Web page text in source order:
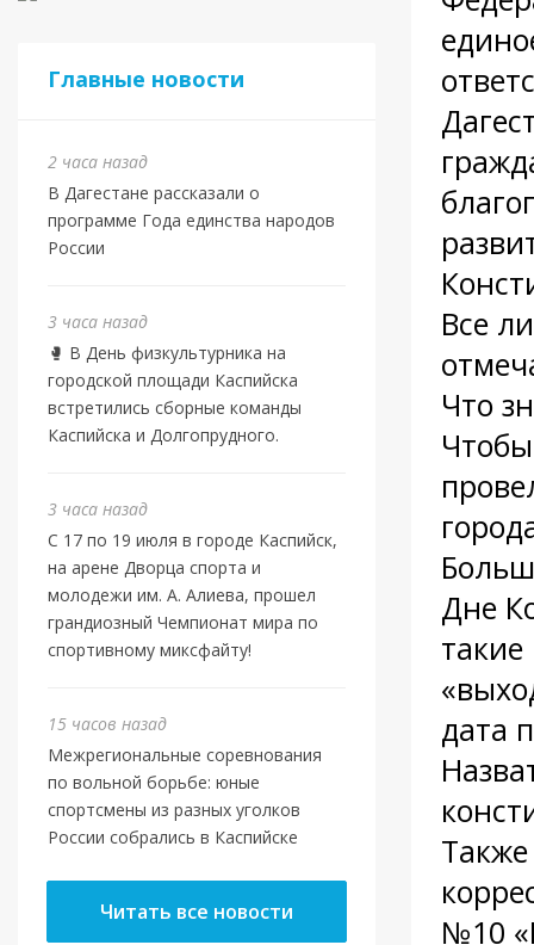
Главные новости
2 часа назад
В Дагестане рассказали о
программе Года единства народов
России
3 часа назад
🥊 В День физкультурника на
городской площади Каспийска
встретились сборные команды
Каспийска и Долгопрудного.
3 часа назад
С 17 по 19 июля в городе Каспийск,
на арене Дворца спорта и
молодежи им. А. Алиева, прошел
грандиозный Чемпионат мира по
спортивному миксфайту!
15 часов назад
Межрегиональные соревнования
по вольной борьбе: юные
спортсмены из разных уголков
России собрались в Каспийске
Читать все новости
Все
Что
Дне
дата
№10